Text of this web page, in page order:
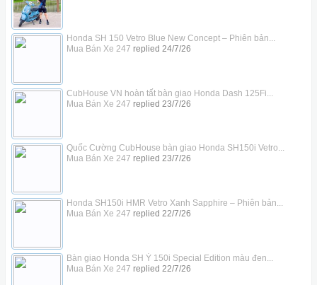
Honda SH 150 Vetro Blue New Concept – Phiên bản...
Mua Bán Xe 247 replied 24/7/26
CubHouse VN hoàn tất bàn giao Honda Dash 125Fi...
Mua Bán Xe 247 replied 23/7/26
Quốc Cường CubHouse bàn giao Honda SH150i Vetro...
Mua Bán Xe 247 replied 23/7/26
Honda SH150i HMR Vetro Xanh Sapphire – Phiên bản...
Mua Bán Xe 247 replied 22/7/26
Bàn giao Honda SH Ý 150i Special Edition màu đen...
Mua Bán Xe 247 replied 22/7/26